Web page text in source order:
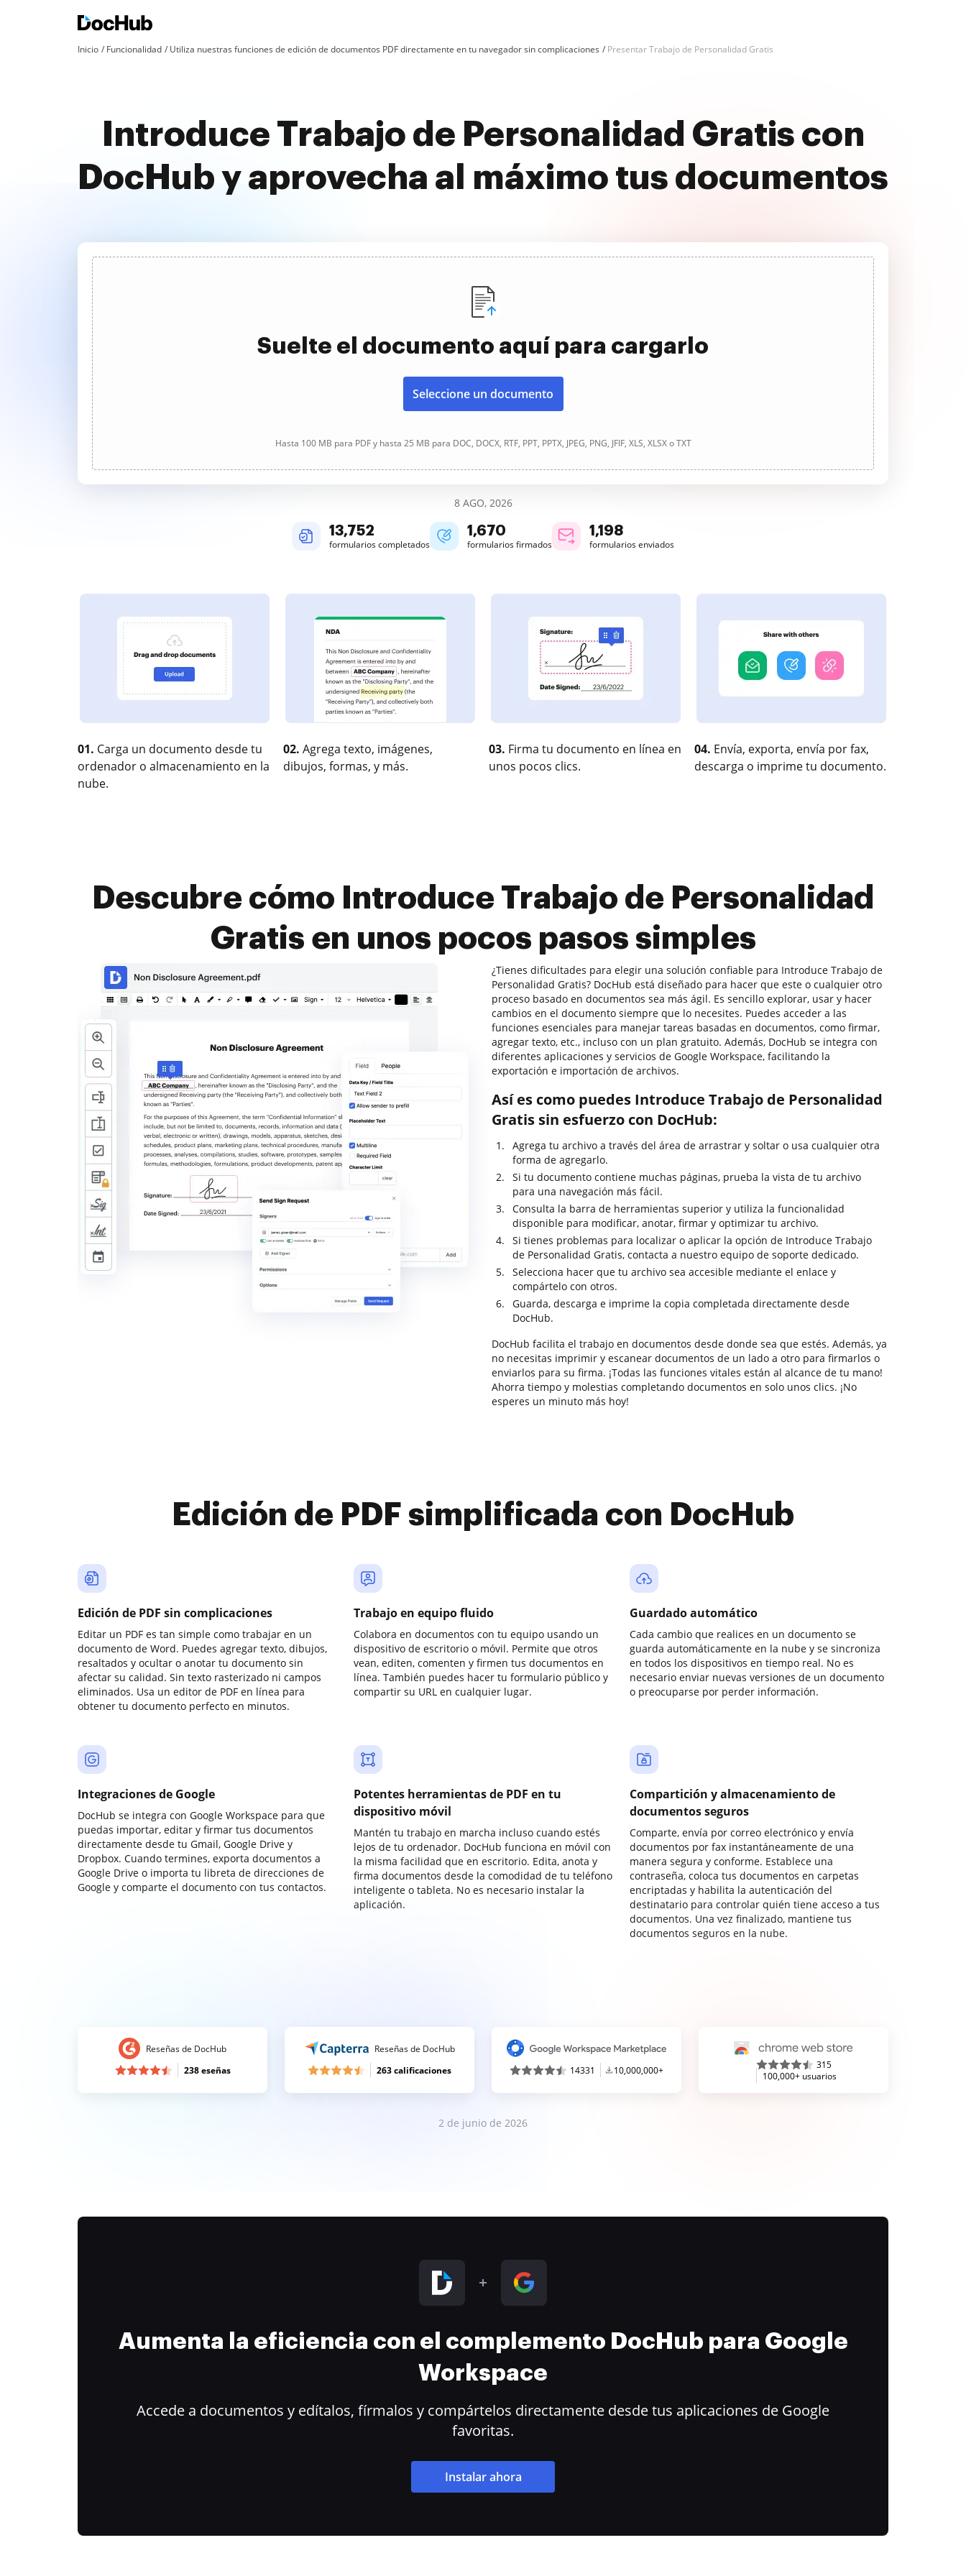
Inicio Funcionalidad Utiliza nuestras funciones de edición de documentos PDF directamente en tu navegador sin complicaciones Presentar Trabajo de Personalidad Gratis
Introduce Trabajo de Personalidad Gratis con
DocHub y aprovecha al máximo tus documentos
Suelte el documento aquí para cargarlo
Seleccione un documento
Hasta 100 MB para PDF y hasta 25 MB para DOC, DOCX, RTF, PPT, PPTX, JPEG, PNG, JFIF, XLS, XLSX o TXT
8 AGO, 2026
13,752
formularios completados
1,670
formularios firmados
1,198
formularios enviados
01. Carga un documento desde tu
ordenador o almacenamiento en la
nube.
02. Agrega texto, imágenes,
dibujos, formas, y más.
03. Firma tu documento en línea en
unos pocos clics.
04. Envía, exporta, envía por fax,
descarga o imprime tu documento.
Descubre cómo Introduce Trabajo de Personalidad
Gratis en unos pocos pasos simples
¿Tienes dificultades para elegir una solución confiable para Introduce Trabajo de
Personalidad Gratis? DocHub está diseñado para hacer que este o cualquier otro
proceso basado en documentos sea más ágil. Es sencillo explorar, usar y hacer
cambios en el documento siempre que lo necesites. Puedes acceder a las
funciones esenciales para manejar tareas basadas en documentos, como firmar,
agregar texto, etc., incluso con un plan gratuito. Además, DocHub se integra con
diferentes aplicaciones y servicios de Google Workspace, facilitando la
exportación e importación de archivos.
Así es como puedes Introduce Trabajo de Personalidad
Gratis sin esfuerzo con DocHub:
Agrega tu archivo a través del área de arrastrar y soltar o usa cualquier otra
forma de agregarlo.
Si tu documento contiene muchas páginas, prueba la vista de tu archivo
para una navegación más fácil.
Consulta la barra de herramientas superior y utiliza la funcionalidad
disponible para modificar, anotar, firmar y optimizar tu archivo.
Si tienes problemas para localizar o aplicar la opción de Introduce Trabajo
de Personalidad Gratis, contacta a nuestro equipo de soporte dedicado.
Selecciona hacer que tu archivo sea accesible mediante el enlace y
compártelo con otros.
Guarda, descarga e imprime la copia completada directamente desde
DocHub.
DocHub facilita el trabajo en documentos desde donde sea que estés. Además, ya
no necesitas imprimir y escanear documentos de un lado a otro para firmarlos o
enviarlos para su firma. ¡Todas las funciones vitales están al alcance de tu mano!
Ahorra tiempo y molestias completando documentos en solo unos clics. ¡No
esperes un minuto más hoy!
Edición de PDF simplificada con DocHub
Edición de PDF sin complicaciones
Editar un PDF es tan simple como trabajar en un
documento de Word. Puedes agregar texto, dibujos,
resaltados y ocultar o anotar tu documento sin
afectar su calidad. Sin texto rasterizado ni campos
eliminados. Usa un editor de PDF en línea para
obtener tu documento perfecto en minutos.
Trabajo en equipo fluido
Colabora en documentos con tu equipo usando un
dispositivo de escritorio o móvil. Permite que otros
vean, editen, comenten y firmen tus documentos en
línea. También puedes hacer tu formulario público y
compartir su URL en cualquier lugar.
Guardado automático
Cada cambio que realices en un documento se
guarda automáticamente en la nube y se sincroniza
en todos los dispositivos en tiempo real. No es
necesario enviar nuevas versiones de un documento
o preocuparse por perder información.
Integraciones de Google
DocHub se integra con Google Workspace para que
puedas importar, editar y firmar tus documentos
directamente desde tu Gmail, Google Drive y
Dropbox. Cuando termines, exporta documentos a
Google Drive o importa tu libreta de direcciones de
Google y comparte el documento con tus contactos.
Potentes herramientas de PDF en tu
dispositivo móvil
Mantén tu trabajo en marcha incluso cuando estés
lejos de tu ordenador. DocHub funciona en móvil con
la misma facilidad que en escritorio. Edita, anota y
firma documentos desde la comodidad de tu teléfono
inteligente o tableta. No es necesario instalar la
aplicación.
Compartición y almacenamiento de
documentos seguros
Comparte, envía por correo electrónico y envía
documentos por fax instantáneamente de una
manera segura y conforme. Establece una
contraseña, coloca tus documentos en carpetas
encriptadas y habilita la autenticación del
destinatario para controlar quién tiene acceso a tus
documentos. Una vez finalizado, mantiene tus
documentos seguros en la nube.
Reseñas de DocHub
238 eseñas
Reseñas de DocHub
263 calificaciones
14331 10,000,000+
315
100,000+ usuarios
2 de junio de 2026
Aumenta la eficiencia con el complemento DocHub para Google
Workspace
Accede a documentos y edítalos, fírmalos y compártelos directamente desde tus aplicaciones de Google
favoritas.
Instalar ahora